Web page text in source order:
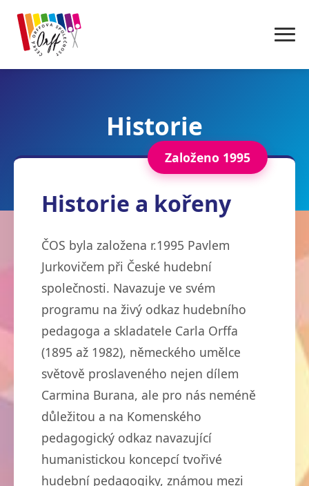
Historie
Založeno 1995
Historie a kořeny
ČOS byla založena r.1995 Pavlem
Jurkovičem při České hudební
společnosti. Navazuje ve svém
programu na živý odkaz hudebního
pedagoga a skladatele Carla Orffa
(1895 až 1982), německého umělce
světově proslaveného nejen dílem
Carmina Burana, ale pro nás neméně
důležitou a na Komenského
pedagogický odkaz navazující
humanistickou koncepcí tvořivé
hudební pedagogiky, známou mezi